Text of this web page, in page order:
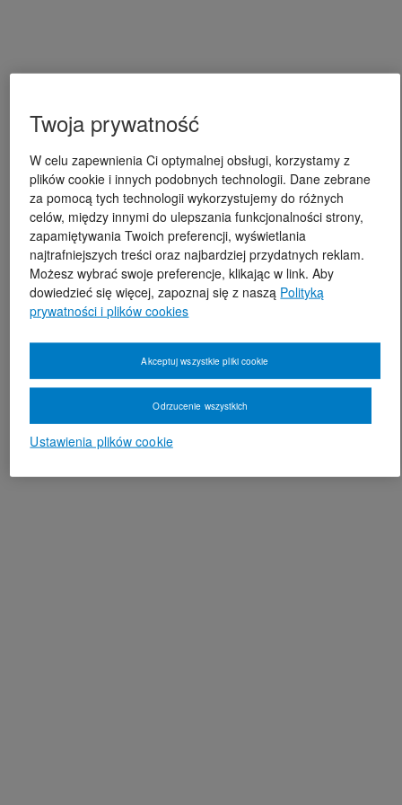
Twoja prywatność
W celu zapewnienia Ci optymalnej obsługi, korzystamy z
plików cookie i innych podobnych technologii. Dane zebrane
za pomocą tych technologii wykorzystujemy do różnych
celów, między innymi do ulepszania funkcjonalności strony,
zapamiętywania Twoich preferencji, wyświetlania
najtrafniejszych treści oraz najbardziej przydatnych reklam.
Możesz wybrać swoje preferencje, klikając w link. Aby
dowiedzieć się więcej, zapoznaj się z naszą Polityką
prywatności i plików cookies
Ustawienia plików cookie
Odrzucenie wszystkich
Akceptuj wszystkie pliki cookie